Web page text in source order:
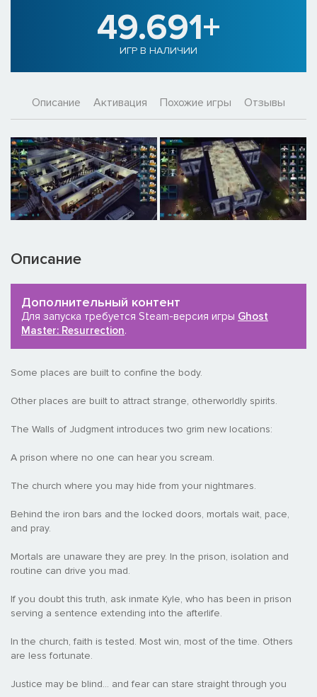
49.691+
ИГР В НАЛИЧИИ
Описание Активация Похожие игры Отзывы
Описание
Дополнительный контент
Для запуска требуется Steam-версия игры Ghost
Master: Resurrection.
Some places are built to confine the body.
Other places are built to attract strange, otherworldly spirits.
The Walls of Judgment introduces two grim new locations:
A prison where no one can hear you scream.
The church where you may hide from your nightmares.
Behind the iron bars and the locked doors, mortals wait, pace,
and pray.
Mortals are unaware they are prey. In the prison, isolation and
routine can drive you mad.
If you doubt this truth, ask inmate Kyle, who has been in prison
serving a sentence extending into the afterlife.
In the church, faith is tested. Most win, most of the time. Others
are less fortunate.
Justice may be blind… and fear can stare straight through you